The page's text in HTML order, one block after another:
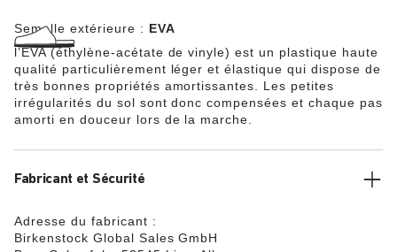
Semelle extérieure : EVA
l’EVA (éthylène-acétate de vinyle) est un plastique haute
qualité particulièrement léger et élastique qui dispose de
très bonnes propriétés amortissantes. Les petites
irrégularités du sol sont donc compensées et chaque pas
amorti en douceur lors de la marche.
Fabricant et Sécurité
Adresse du fabricant :
Birkenstock Global Sales GmbH